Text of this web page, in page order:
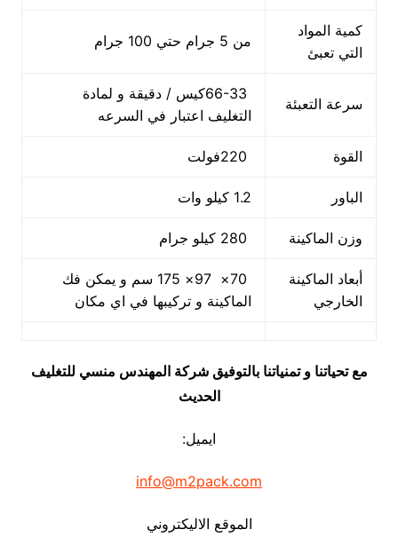
كمية المواد
التي تعبئ
من 5 جرام حتي 100 جرام
سرعة التعبئة
66-33كيس / دقيقة و لمادة
التغليف اعتبار في السرعه
القوة
الباور 1.2 كيلو وات
وزن الماكينة
أبعاد الماكينة
الخارجي
70× 97× 175 سم و يمكن فك
الماكينة و تركيبها في اي مكان
مع تحياتنا و تمنياتنا بالتوفيق شركة المهندس منسي للتغليف
الحديث
ايميل:
info@m2pack.com
الموقع الاليكتروني